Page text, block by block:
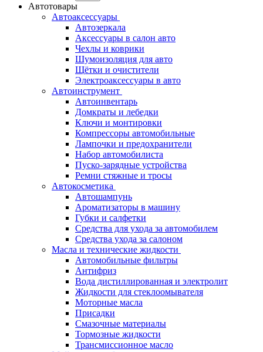
Автотовары
Автоаксессуары
Автозеркала
Аксессуары в салон авто
Чехлы и коврики
Шумоизоляция для авто
Щётки и очистители
Электроаксессуары в авто
Автоинструмент
Автоинвентарь
Домкраты и лебедки
Ключи и монтировки
Компрессоры автомобильные
Лампочки и предохранители
Набор автомобилиста
Пуско-зарядные устройства
Ремни стяжные и тросы
Автокосметика
Автошампунь
Ароматизаторы в машину
Губки и салфетки
Средства для ухода за автомобилем
Средства ухода за салоном
Масла и технические жидкости
Автомобильные фильтры
Антифриз
Вода дистиллированная и электролит
Жидкости для стеклоомывателя
Моторные масла
Присадки
Смазочные материалы
Тормозные жидкости
Трансмиссионное масло